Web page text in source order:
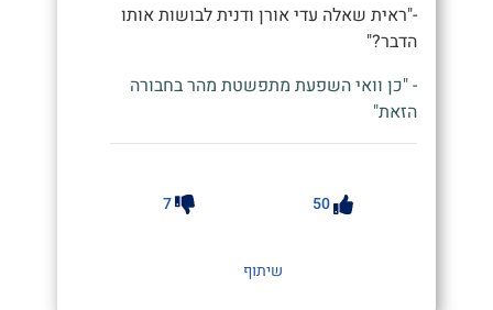
-"ראית שאלה עדי אורן ודנית לבושות אותו
הדבר?"
- "כן וואי השפעת מתפשטת מהר בחבורה
הזאת"
50
7
שיתוף